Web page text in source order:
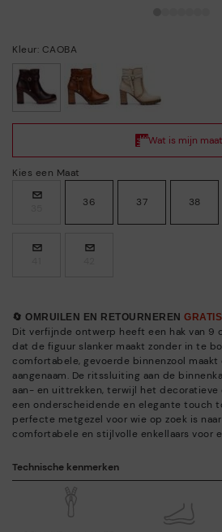
Kleur: CAOBA
Kies een Maat
36 37 38
🔄 OMRUILEN EN RETOURNEREN GRATIS
Dit verfijnde ontwerp heeft een hak van 9
dat de figuur slanker maakt zonder in te
comfortabele, gevoerde binnenzool
aangenaam. De ritssluiting aan de
aan- en uittrekken, terwijl het
een onderscheidende en elegante touch
perfecte metgezel voor wie op zoek is
comfortabele en stijlvolle enkellaars voor
Technische kenmerken